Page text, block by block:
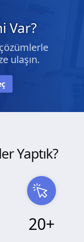
Var?
ulaşın.
Yaptık?
20+